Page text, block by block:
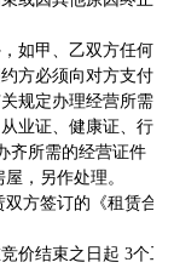
如甲、乙双方任何
方必须向对方支付3
规定办理经营所需
业证、健康证、行
齐所需的经营证件，
，另作处理。
双方签订的《租赁合
价结束之日起 3个